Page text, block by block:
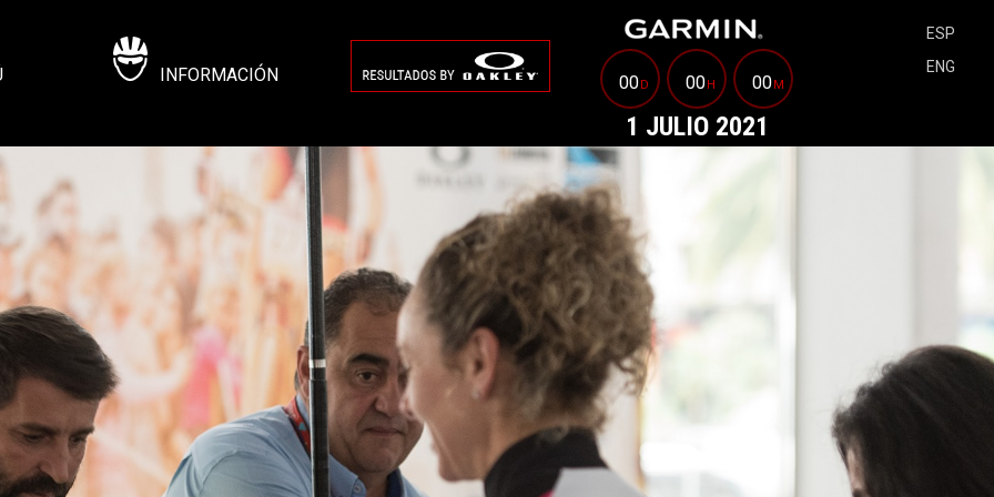
INFORMACIÓN 00D 00H 00M
1 JULIO 2021
ESP
ENG